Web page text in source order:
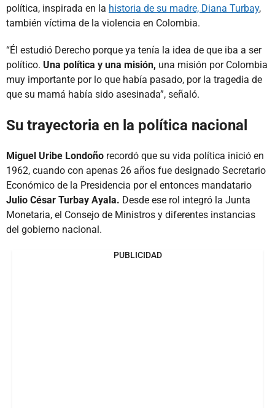
política, inspirada en la historia de su madre, Diana Turbay,
también víctima de la violencia en Colombia.
“Él estudió Derecho porque ya tenía la idea de que iba a ser
político. Una política y una misión, una misión por Colombia
muy importante por lo que había pasado, por la tragedia de
que su mamá había sido asesinada”, señaló.
Su trayectoria en la política nacional
Miguel Uribe Londoño recordó que su vida política inició en
1962, cuando con apenas 26 años fue designado Secretario
Económico de la Presidencia por el entonces mandatario
Julio César Turbay Ayala. Desde ese rol integró la Junta
Monetaria, el Consejo de Ministros y diferentes instancias
del gobierno nacional.
PUBLICIDAD